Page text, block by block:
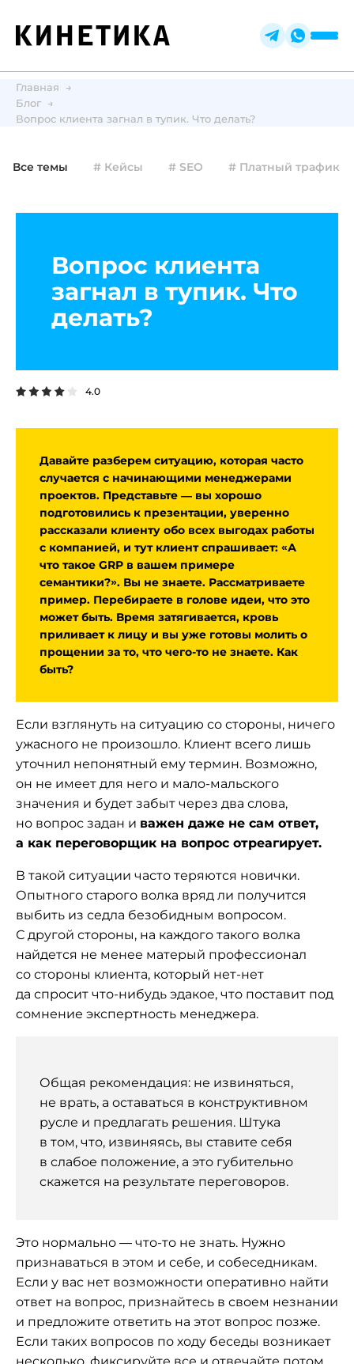
Главная
Блог
Вопрос клиента загнал в тупик. Что делать?
Все темы # Кейсы # SEO # Платный трафик
Вопрос клиента
загнал в тупик. Что
делать?
4.0
Давайте разберем ситуацию, которая часто
случается с начинающими менеджерами
проектов. Представьте — вы хорошо
подготовились к презентации, уверенно
рассказали клиенту обо всех выгодах работы
с компанией, и тут клиент спрашивает: «А
что такое GRP в вашем примере
семантики?». Вы не знаете. Рассматриваете
пример. Перебираете в голове идеи, что это
может быть. Время затягивается, кровь
приливает к лицу и вы уже готовы молить о
прощении за то, что чего-то не знаете. Как
быть?
Если взглянуть на ситуацию со стороны, ничего
ужасного не произошло. Клиент всего лишь
уточнил непонятный ему термин. Возможно,
он не имеет для него и мало-мальского
значения и будет забыт через два слова,
но вопрос задан и важен даже не сам ответ,
а как переговорщик на вопрос отреагирует.
В такой ситуации часто теряются новички.
Опытного старого волка вряд ли получится
выбить из седла безобидным вопросом.
С другой стороны, на каждого такого волка
найдется не менее матерый профессионал
со стороны клиента, который нет-нет
да спросит что-нибудь эдакое, что поставит под
сомнение экспертность менеджера.
Общая рекомендация: не извиняться,
не врать, а оставаться в конструктивном
русле и предлагать решения. Штука
в том, что, извиняясь, вы ставите себя
в слабое положение, а это губительно
скажется на результате переговоров.
Это нормально — что-то не знать. Нужно
признаваться в этом и себе, и собеседникам.
Если у вас нет возможности оперативно найти
ответ на вопрос, признайтесь в своем незнании
и предложите ответить на этот вопрос позже.
Если таких вопросов по ходу беседы возникает